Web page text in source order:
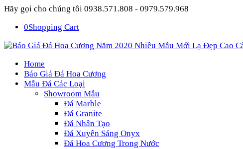
Hãy gọi cho chúng tôi 0938.571.808 - 0979.579.968
0Shopping Cart
Home
Báo Giá Đá Hoa Cương
Mẫu Đá Các Loại
Showroom Mẫu
Đá Marble
Đá Granite
Đá Nhân Tạo
Đá Xuyên Sáng Onyx
Đá Hoa Cương Trong Nước